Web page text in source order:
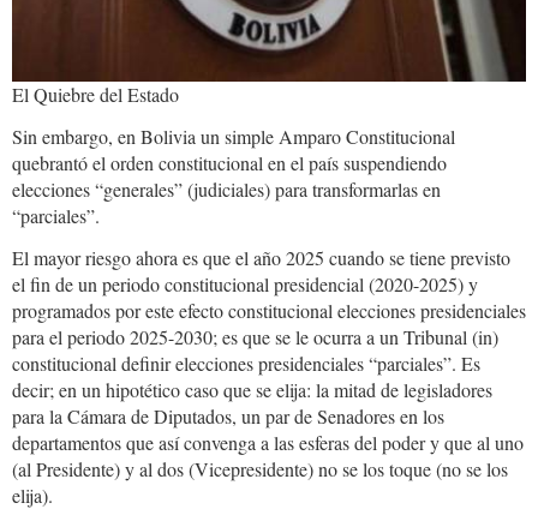
El Quiebre del Estado
Sin embargo, en Bolivia un simple Amparo Constitucional
quebrantó el orden constitucional en el país suspendiendo
elecciones “generales” (judiciales) para transformarlas en
“parciales”.
El mayor riesgo ahora es que el año 2025 cuando se tiene previsto
el fin de un periodo constitucional presidencial (2020-2025) y
programados por este efecto constitucional elecciones presidenciales
para el periodo 2025-2030; es que se le ocurra a un Tribunal (in)
constitucional definir elecciones presidenciales “parciales”. Es
decir; en un hipotético caso que se elija: la mitad de legisladores
para la Cámara de Diputados, un par de Senadores en los
departamentos que así convenga a las esferas del poder y que al uno
(al Presidente) y al dos (Vicepresidente) no se los toque (no se los
elija).